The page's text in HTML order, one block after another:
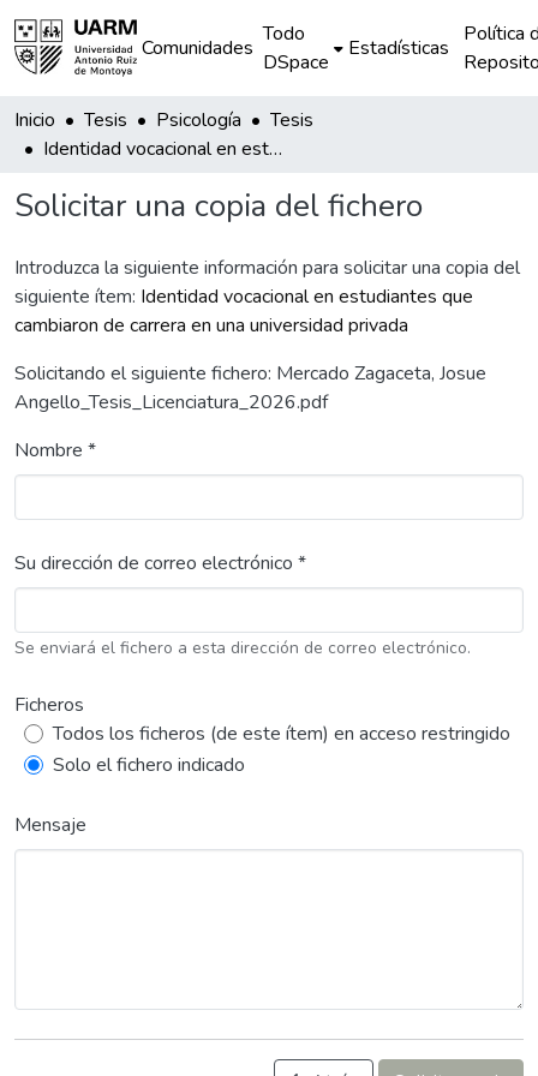
Comunidades
Todo
DSpace
Estadísticas
Política
Inicio Tesis Psicología
Tesis
Identidad vocacional en estudiantes que cambiaron de carrera en una universidad privada
Solicitar una copia del fichero
Introduzca la siguiente información para solicitar una copia del
siguiente ítem: Identidad vocacional en estudiantes que
cambiaron de carrera en una universidad privada
Solicitando el siguiente fichero: Mercado Zagaceta, Josue
Angello_Tesis_Licenciatura_2026.pdf
Nombre *
Su dirección de correo electrónico *
Se enviará el fichero a esta dirección de correo electrónico.
Ficheros
Todos los ficheros (de este ítem) en acceso restringido
Solo el fichero indicado
Mensaje